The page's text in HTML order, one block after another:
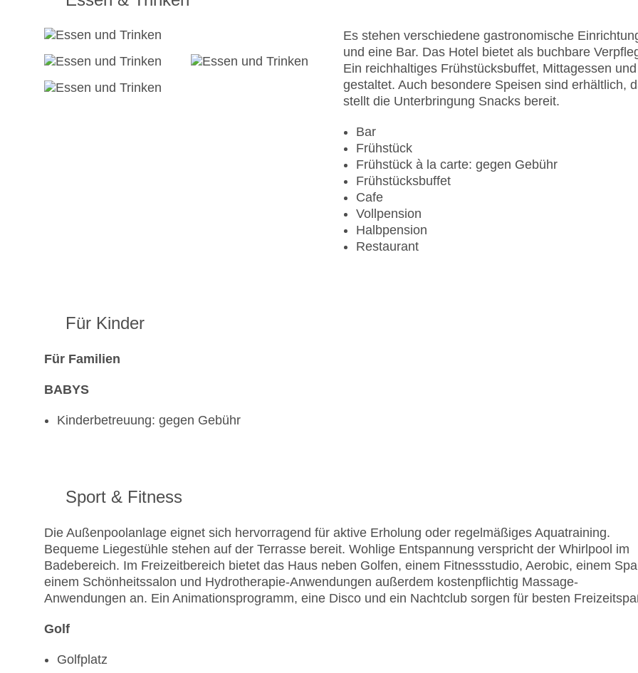
Es stehen verschiedene gastronomische
und eine Bar. Das Hotel bietet als buchbare
Ein reichhaltiges Frühstücksbuffet, Mittagessen
gestaltet. Auch besondere Speisen sind erhältlich,
stellt die Unterbringung Snacks bereit.
Bar
Frühstück
Frühstück à la carte: gegen Gebühr
Frühstücksbuffet
Cafe
Vollpension
Halbpension
Restaurant
Für Kinder
Für Familien
BABYS
Kinderbetreuung: gegen Gebühr
Sport & Fitness
Die Außenpoolanlage eignet sich hervorragend für aktive Erholung oder regelmäßiges Aquatraining.
Bequeme Liegestühle stehen auf der Terrasse bereit. Wohlige Entspannung verspricht der Whirlpool im
Badebereich. Im Freizeitbereich bietet das Haus neben Golfen, einem Fitnessstudio, Aerobic, einem
einem Schönheitssalon und Hydrotherapie-Anwendungen außerdem kostenpflichtig Massage-
Anwendungen an. Ein Animationsprogramm, eine Disco und ein Nachtclub sorgen für besten
Golf
Golfplatz